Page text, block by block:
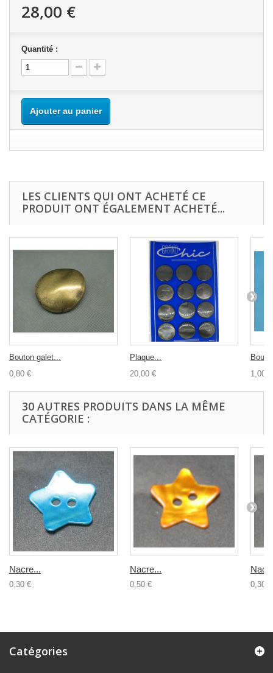
28,00 €
Quantité :
Ajouter au panier
LES CLIENTS QUI ONT ACHETÉ CE
PRODUIT ONT ÉGALEMENT ACHETÉ...
Bouton galet...
0,80 €
Plaque...
20,00 €
1,00 €
30 AUTRES PRODUITS DANS LA MÊME
CATÉGORIE :
Nacre...
0,30 €
Nacre...
0,50 € 0,30 €
Catégories